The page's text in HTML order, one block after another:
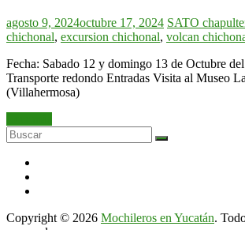
agosto 9, 2024octubre 17, 2024 SATO
chichonal, excursion chichonal, volcan
Fecha: Sabado 12 y domingo 13 de Octubre
Transporte redondo Entradas Visita al Museo
(Villahermosa)
Copyright © 2026 Mochileros en Yucatán.